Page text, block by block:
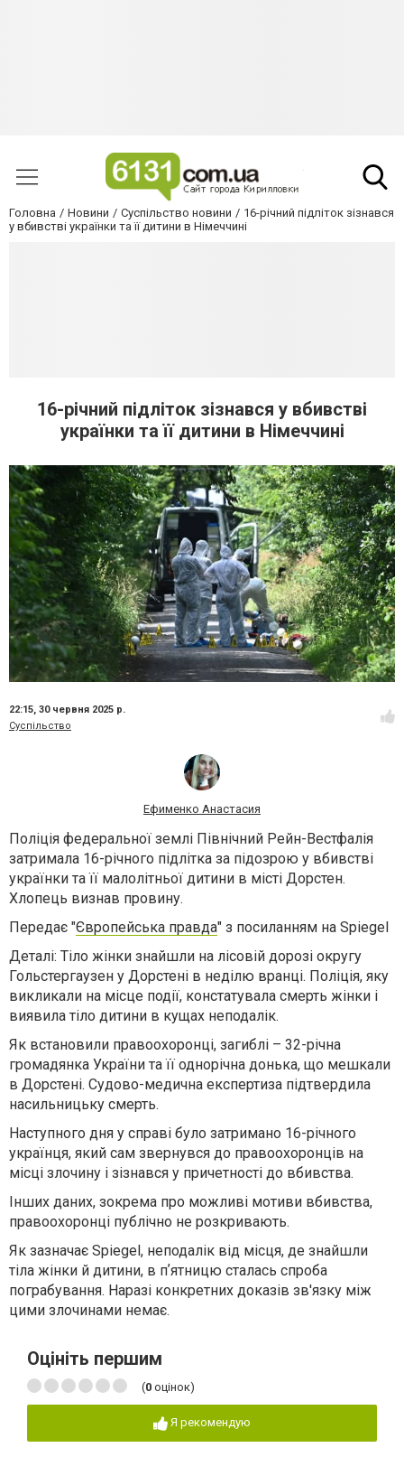
Головна Новини Суспільство новини
16-річний підліток зізнався
у вбивстві українки та її дитини в Німеччині
16-річний підліток зізнався у вбивстві
українки та її дитини в Німеччині
22:15, 30 червня 2025 р.
Суспільство
Ефименко Анастасия
Поліція федеральної землі Північний Рейн-Вестфалія
затримала 16-річного підлітка за підозрою у вбивстві
українки та її малолітньої дитини в місті Дорстен.
Хлопець визнав провину.
Передає "Європейська правда" з посиланням на Spiegel
Деталі: Тіло жінки знайшли на лісовій дорозі округу
Гольстергаузен у Дорстені в неділю вранці. Поліція, яку
викликали на місце події, констатувала смерть жінки і
виявила тіло дитини в кущах неподалік.
Як встановили правоохоронці, загиблі – 32-річна
громадянка України та її однорічна донька, що мешкали
в Дорстені. Судово-медична експертиза підтвердила
насильницьку смерть.
Наступного дня у справі було затримано 16-річного
українця, який сам звернувся до правоохоронців на
місці злочину і зізнався у причетності до вбивства.
Інших даних, зокрема про можливі мотиви вбивства,
правоохоронці публічно не розкривають.
Як зазначає Spiegel, неподалік від місця, де знайшли
тіла жінки й дитини, в пʼятницю сталась спроба
пограбування. Наразі конкретних доказів зв'язку між
цими злочинами немає.
Оцініть першим
(0 оцінок)
Я рекомендую